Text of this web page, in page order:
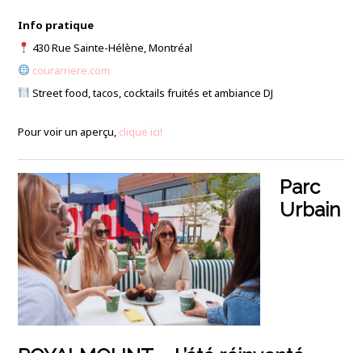
Info pratique
430 Rue Sainte-Hélène, Montréal
courarriere.com
Street food, tacos, cocktails fruités et ambiance DJ
Pour voir un aperçu, clique ici!
Parc
Urbain